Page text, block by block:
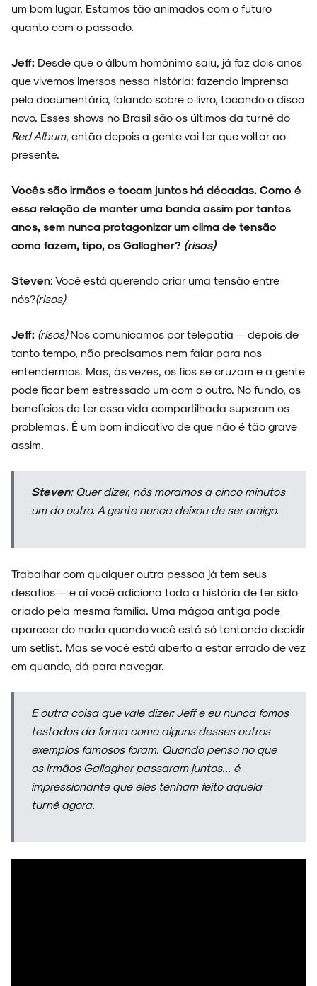
um bom lugar. Estamos tão animados com o futuro
quanto com o passado.
Jeff: Desde que o álbum homônimo saiu, já faz dois anos
que vivemos imersos nessa história: fazendo imprensa
pelo documentário, falando sobre o livro, tocando o disco
novo. Esses shows no Brasil são os últimos da turnê do
Red Album, então depois a gente vai ter que voltar ao
presente.
Vocês são irmãos e tocam juntos há décadas. Como é
essa relação de manter uma banda assim por tantos
anos, sem nunca protagonizar um clima de tensão
como fazem, tipo, os Gallagher? (risos)
Steven: Você está querendo criar uma tensão entre
nós?(risos)
Jeff: (risos)Nos comunicamos por telepatia — depois de
tanto tempo, não precisamos nem falar para nos
entendermos. Mas, às vezes, os fios se cruzam e a gente
pode ficar bem estressado um com o outro. No fundo, os
benefícios de ter essa vida compartilhada superam os
problemas. É um bom indicativo de que não é tão grave
assim.
Steven: Quer dizer, nós moramos a cinco minutos
um do outro. A gente nunca deixou de ser amigo.
Trabalhar com qualquer outra pessoa já tem seus
desafios — e aí você adiciona toda a história de ter sido
criado pela mesma família. Uma mágoa antiga pode
aparecer do nada quando você está só tentando decidir
um setlist. Mas se você está aberto a estar errado de vez
em quando, dá para navegar.
E outra coisa que vale dizer: Jeff e eu nunca fomos
testados da forma como alguns desses outros
exemplos famosos foram. Quando penso no que
os irmãos Gallagher passaram juntos... é
impressionante que eles tenham feito aquela
turnê agora.